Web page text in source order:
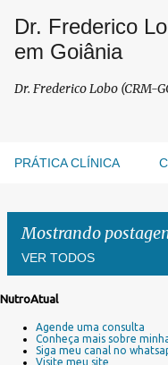
Pular
Dr. Frederico
em Goiânia
Dr. Frederico Lobo (CRM-
PRÁTICA CLÍNICA
Mostrando
VER TODOS
NutroAtual
Agende uma consulta
Conheça mais sobre
Siga meu canal no
Visite meu site